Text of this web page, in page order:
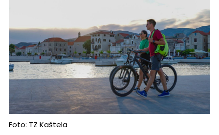
Foto: TZ Kaštela